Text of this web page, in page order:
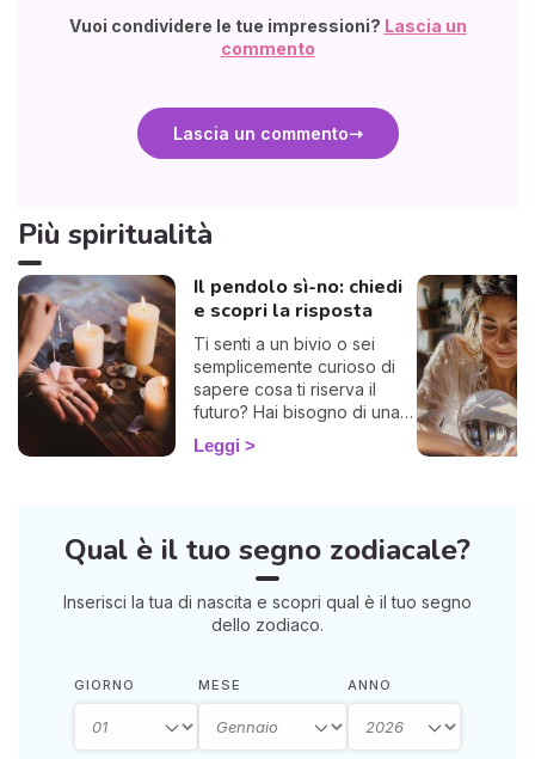
Vuoi condividere le tue impressioni? Lascia un
commento
Lascia un commento
Più spiritualità
Il pendolo sì-no: chiedi
e scopri la risposta
Ti senti a un bivio o sei
semplicemente curioso di
sapere cosa ti riserva il
futuro? Hai bisogno di una
risposta chiara? Allora sei
nel posto giusto! Ti invito a
risposte affermative o
negative. Che tu sia alle
prime armi o già un devoto,
potrebbe illuminarti in modo
Leggi
Qual è il tuo segno zodiacale?
Inserisci la tua di nascita e scopri qual è il tuo segno
dello zodiaco.
GIORNO MESE ANNO